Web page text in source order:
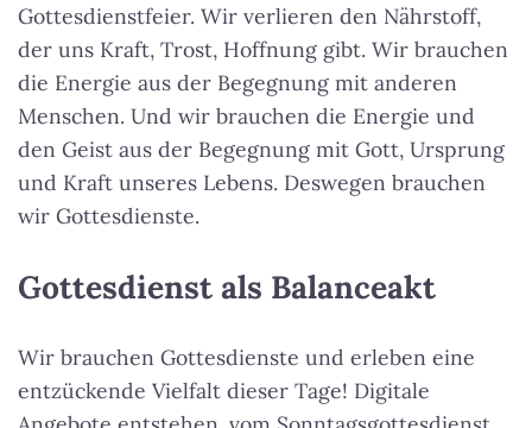
Gottesdienstfeier. Wir verlieren den Nährstoff,
der uns Kraft, Trost, Hoffnung gibt. Wir brauchen
die Energie aus der Begegnung mit anderen
Menschen. Und wir brauchen die Energie und
den Geist aus der Begegnung mit Gott, Ursprung
und Kraft unseres Lebens. Deswegen brauchen
wir Gottesdienste.
Gottesdienst als Balanceakt
Wir brauchen Gottesdienste und erleben eine
entzückende Vielfalt dieser Tage! Digitale